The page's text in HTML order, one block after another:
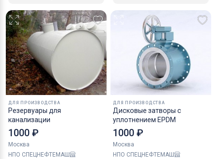
ДЛЯ ПРОИЗВОДСТВА
Резервуары для
канализации
1000 ₽
Москва
НПО СПЕЦНЕФТЕМАШ
ДЛЯ ПРОИЗВОДСТВА
Дисковые затворы с
уплотнением EPDM
1000 ₽
Москва
НПО СПЕЦНЕФТЕМАШ